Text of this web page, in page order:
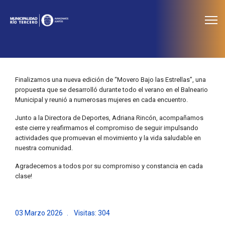
Finalizamos una nueva edición de “Movero Bajo las Estrellas”, una
propuesta que se desarrolló durante todo el verano en el Balneario
Municipal y reunió a numerosas mujeres en cada encuentro.
Junto a la Directora de Deportes, Adriana Rincón, acompañamos
este cierre y reafirmamos el compromiso de seguir impulsando
actividades que promuevan el movimiento y la vida saludable en
nuestra comunidad.
Agradecemos a todos por su compromiso y constancia en cada
clase!
03 Marzo 2026 Visitas: 304